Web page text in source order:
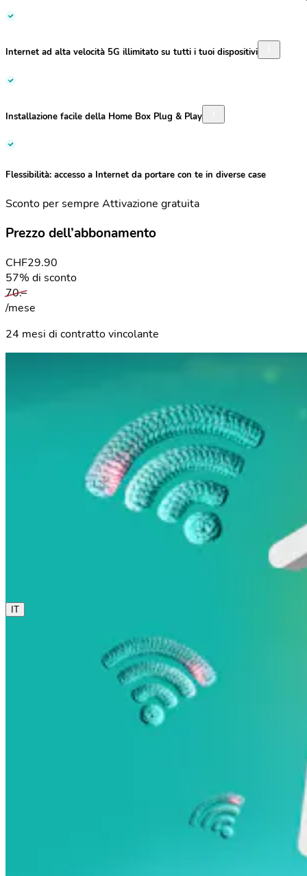
La lingua corrente è italiano. Se vuoi cambiarla, scegline
IT
Internet ad alta velocità 5G illimitato su tutti i tuoi dispositivi
Installazione facile della Home Box Plug & Play
Flessibilità: accesso a Internet da portare con te in diverse case
Sconto per sempre Attivazione gratuita
Prezzo dell’abbonamento
CHF29.90
57% di sconto
70.–
/mese
24 mesi di contratto vincolante